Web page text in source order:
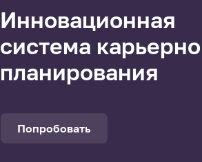
Инновационная
система
планирования
Попробовать